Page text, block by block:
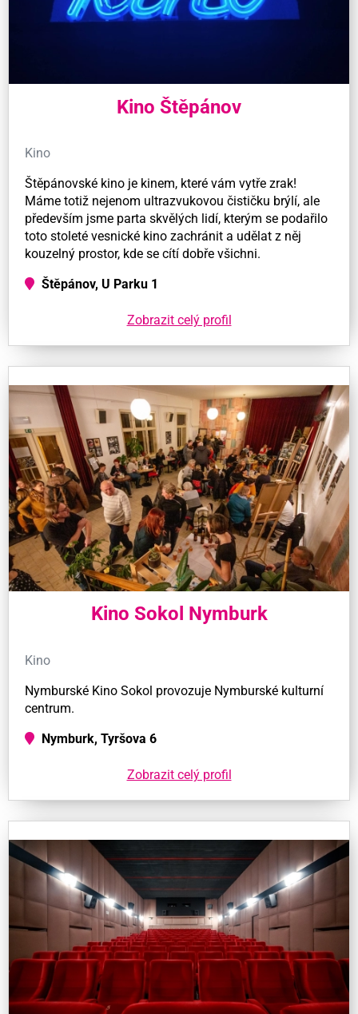
Kino Štěpánov
Kino
Štěpánovské kino je kinem, které vám vytře zrak!
Máme totiž nejenom ultrazvukovou čističku brýlí, ale
především jsme parta skvělých lidí, kterým se podařilo
toto stoleté vesnické kino zachránit a udělat z něj
kouzelný prostor, kde se cítí dobře všichni.
Štěpánov, U Parku 1
Zobrazit celý profil
Kino Sokol Nymburk
Kino
Nymburské Kino Sokol provozuje Nymburské kulturní
centrum.
Nymburk, Tyršova 6
Zobrazit celý profil